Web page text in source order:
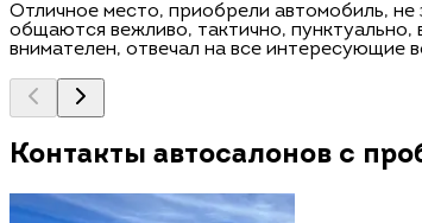
Отличное место, приобрели автомобиль, не
общаются вежливо, тактично, пунктуально,
внимателен, отвечал на все интересующие
Контакты автосалонов с